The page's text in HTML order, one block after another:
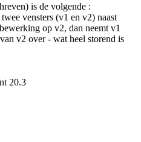
is de volgende :
vensters (v1 en v2) naast
op v2, dan neemt v1
v2 over - wat heel storend is
20.3